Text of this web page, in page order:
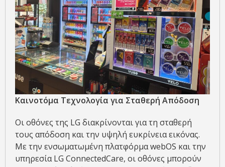
Καινοτόμα Τεχνολογία για Σταθερή Απόδοση
Οι οθόνες της LG διακρίνονται για τη σταθερή
τους απόδοση και την υψηλή ευκρίνεια εικόνας.
Με την ενσωματωμένη πλατφόρμα webOS και την
υπηρεσία LG ConnectedCare, οι οθόνες μπορούν